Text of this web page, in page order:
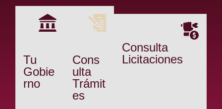
Tu
Gobie
rno
Cons
ulta
Trámit
es
Consulta
Licitaciones